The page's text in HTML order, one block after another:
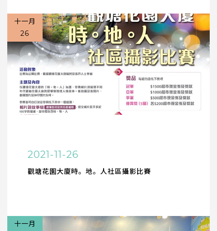
十一月
26
2021-11-26
觀塘花園大廈時。地。人社區攝影比賽
十一月